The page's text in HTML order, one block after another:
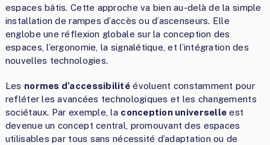
espaces bâtis. Cette approche va bien au-delà de la simple
installation de rampes d’accès ou d’ascenseurs. Elle
englobe une réflexion globale sur la conception des
espaces, l’ergonomie, la signalétique, et l’intégration des
nouvelles technologies.
Les normes d’accessibilité évoluent constamment pour
refléter les avancées technologiques et les changements
sociétaux. Par exemple, la conception universelle est
devenue un concept central, promouvant des espaces
utilisables par tous sans nécessité d’adaptation ou de